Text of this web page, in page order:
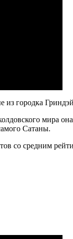
городка
мира
Сатаны.
со средним